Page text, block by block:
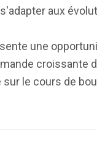
aux
une
croissante
le cours de